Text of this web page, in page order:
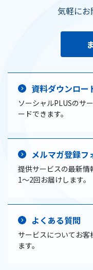
気軽にお
資料ダウンロー
ソーシャルPLUSのサ
ードできます。
メルマガ登録フ
提供サービスの最新
1〜2回お届けします。
よくある質問
サービスについてお
ます。